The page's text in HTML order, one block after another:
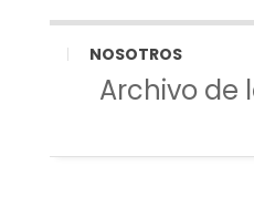
NOSOTROS
Archivo de